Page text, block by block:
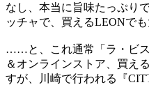
なし、本当に旨味たっぷり
ッチャで、買えるLEONでも
……と、これ通常「ラ・ビ
＆オンラインストア、買え
すが、川崎で行われる『